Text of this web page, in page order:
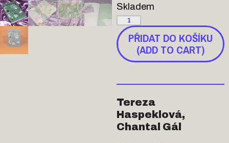
Skladem
PŘIDAT DO KOŠÍKU
(ADD TO CART)
Tereza
Haspeklová,
Chantal Gál